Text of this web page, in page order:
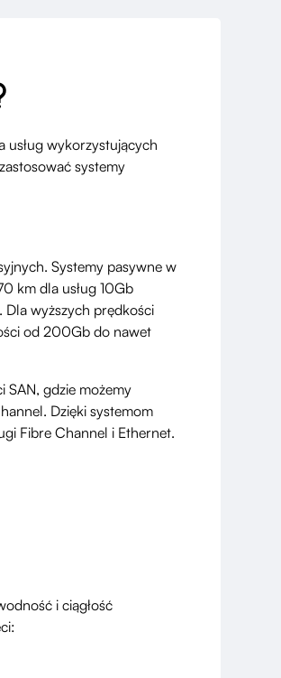
usług wykorzystujących
systemy
Systemy pasywne w
km dla usług 10Gb
wyższych prędkości
od 200Gb do nawet
SAN, gdzie możemy
Dzięki systemom
Fibre Channel i Ethernet.
i ciągłość